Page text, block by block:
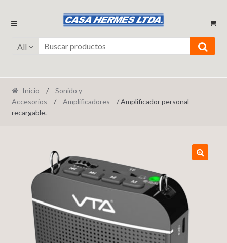
Ir
navegación
Ir
contenido
All
Inicio /
Sonido y
Accesorios
/ Amplificadores
/ Amplificador personal
recargable.